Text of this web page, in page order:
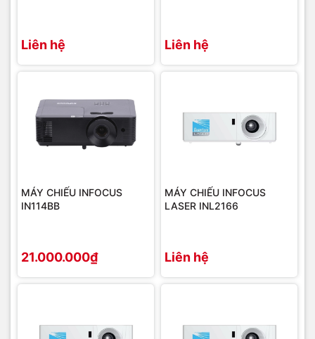
Liên hệ Liên hệ
MÁY CHIẾU INFOCUS
IN114BB
21.000.000₫
MÁY CHIẾU INFOCUS
LASER INL2166
Liên hệ